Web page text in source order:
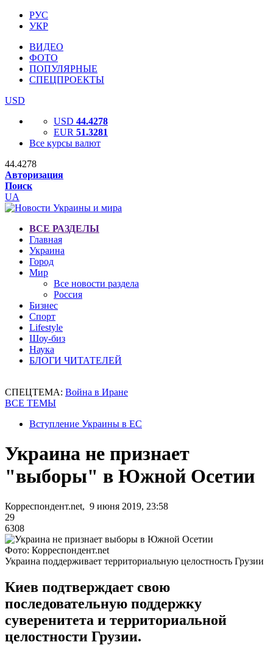
РУС
УКР
ВИДЕО
ФОТО
ПОПУЛЯРНЫЕ
СПЕЦПРОЕКТЫ
USD
USD 44.4278
EUR 51.3281
Все курсы валют
44.4278
Авторизация
Поиск
UA
ВСЕ РАЗДЕЛЫ
Главная
Украина
Город
Мир
Все новости раздела
Россия
Бизнес
Спорт
Lifestyle
Шоу-биз
Наука
БЛОГИ ЧИТАТЕЛЕЙ
СПЕЦТЕМА: Война в Иране
ВСЕ ТЕМЫ
Вступление Украины в ЕС
Украина не признает
"выборы" в Южной Осетии
Корреспондент.net, 9 июня 2019, 23:58
29
6308
Фото: Корреспондент.net
Украина поддерживает территориальную целостность Грузии
Киев подтверждает свою
последовательную поддержку
суверенитета и территориальной
целостности Грузии.